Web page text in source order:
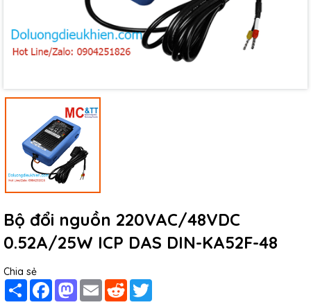
Bộ đổi nguồn 220VAC/48VDC
0.52A/25W ICP DAS DIN-KA52F-48
Chia sẻ
Share FacebookMastodon
Email Reddit
Mã giảm giá:
Điều kiện: